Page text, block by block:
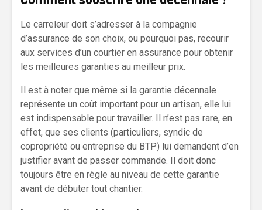
Le carreleur doit s’adresser à la compagnie
d’assurance de son choix, ou pourquoi pas, recourir
aux services d’un courtier en assurance pour obtenir
les meilleures garanties au meilleur prix.
Il est à noter que même si la garantie décennale
représente un coût important pour un artisan, elle lui
est indispensable pour travailler. Il n’est pas rare, en
effet, que ses clients (particuliers, syndic de
copropriété ou entreprise du BTP) lui demandent d’en
justifier avant de passer commande. Il doit donc
toujours être en règle au niveau de cette garantie
avant de débuter tout chantier.